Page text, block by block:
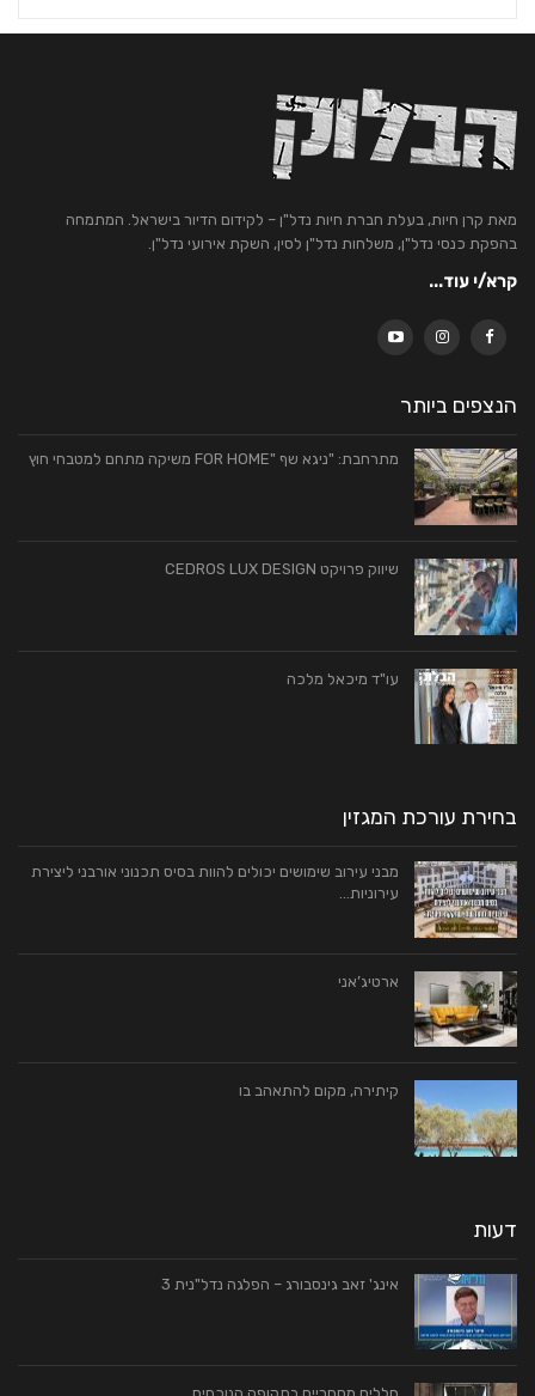
מאת קרן חיות, בעלת חברת חיות נדל"ן – לקידום הדיור בישראל. המתמחה
בהפקת כנסי נדל"ן, משלחות נדל"ן לסין, השקת אירועי נדל"ן.
קרא/י עוד...
הנצפים ביותר
מתרחבת: "ניגא שף "FOR HOME משיקה מתחם למטבחי חוץ
שיווק פרויקט CEDROS LUX DESIGN
עו"ד מיכאל מלכה
בחירת עורכת המגזין
מבני עירוב שימושים יכולים להוות בסיס תכנוני אורבני ליצירת
עירוניות…
ארטיג’אני
קיתירה, מקום להתאהב בו
דעות
אינג' זאב גינסבורג – הפלגה נדל"נית 3